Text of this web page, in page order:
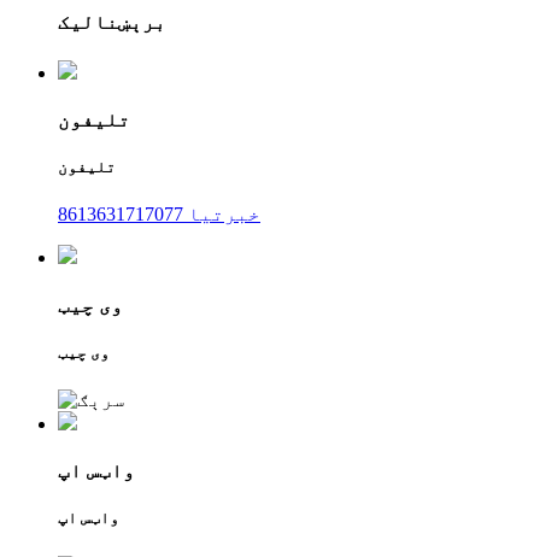
برېښنالیک
تلیفون
تلیفون
8613631717077 خبرتیا
وی چیټ
وی چیټ
واټس اپ
واټس اپ